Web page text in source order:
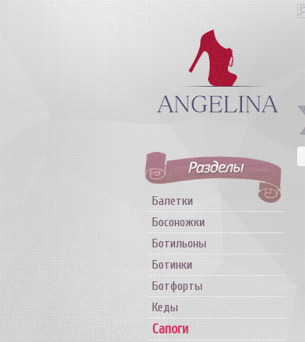
Балетки
Босоножки
Ботильоны
Ботинки
Ботфорты
Кеды
Сапоги